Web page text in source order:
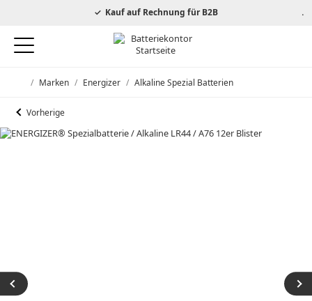
autorisierter Energizer HändlerKauf auf Rechnung für B2B
/ Marken / Energizer / Alkaline Spezial Batterien
Vorherige